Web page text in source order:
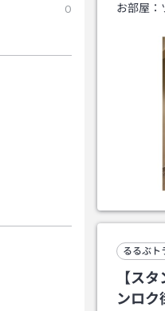
0 お部屋：
るるぶト
【ス
ンロク